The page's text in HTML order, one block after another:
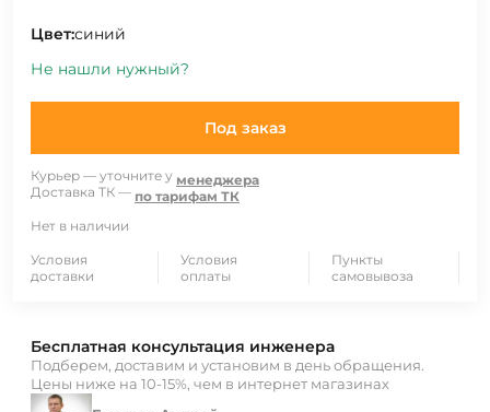
Цвет:синий
Не нашли нужный?
Под заказ
Курьер — уточните у менеджера
Доставка ТК — по тарифам ТК
Нет в наличии
Условия
доставки
Условия
оплаты
Пункты
самовывоза
Бесплатная консультация инженера
Подберем, доставим и установим в день обращения.
Цены ниже на 10-15%, чем в интернет магазинах